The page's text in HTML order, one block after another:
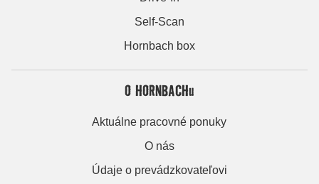
Self-Scan
Hornbach box
O HORNBACHu
Aktuálne pracovné ponuky
O nás
Údaje o prevádzkovateľovi